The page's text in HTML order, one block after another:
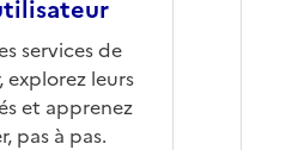
services de
explorez leurs
et apprenez
pas à pas.